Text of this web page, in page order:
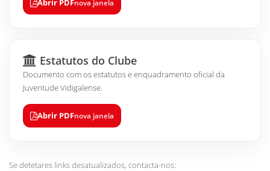
Abrir PDFnova janela
Estatutos do Clube
Documento com os estatutos e enquadramento oficial da
Juventude Vidigalense.
Abrir PDFnova janela
Se detetares links desatualizados, contacta-nos: